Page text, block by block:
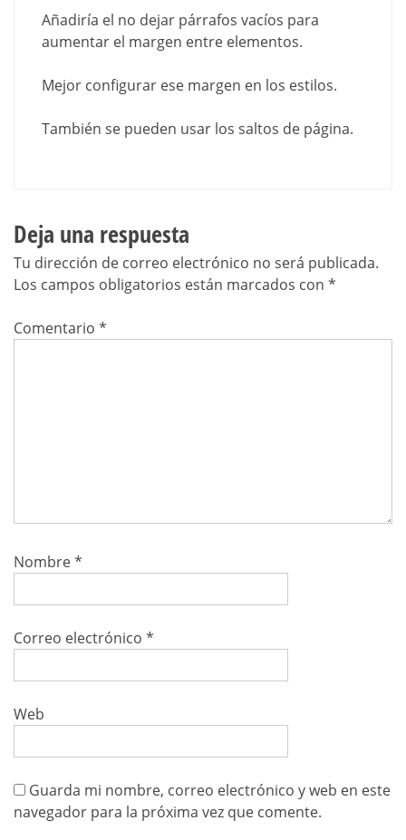
Añadiría el no dejar párrafos vacíos para
aumentar el margen entre elementos.
Mejor configurar ese margen en los estilos.
También se pueden usar los saltos de página.
Deja una respuesta
Tu dirección de correo electrónico no será publicada.
Los campos obligatorios están marcados con *
Comentario *
Nombre*
Correo electrónico *
Web
Guarda mi nombre, correo electrónico y web en este
navegador para la próxima vez que comente.